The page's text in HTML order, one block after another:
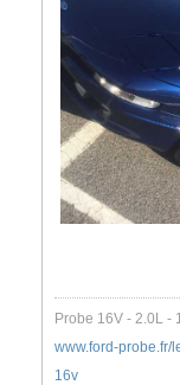
Probe 16V - 2.0L -
www.ford-probe.fr/
16v